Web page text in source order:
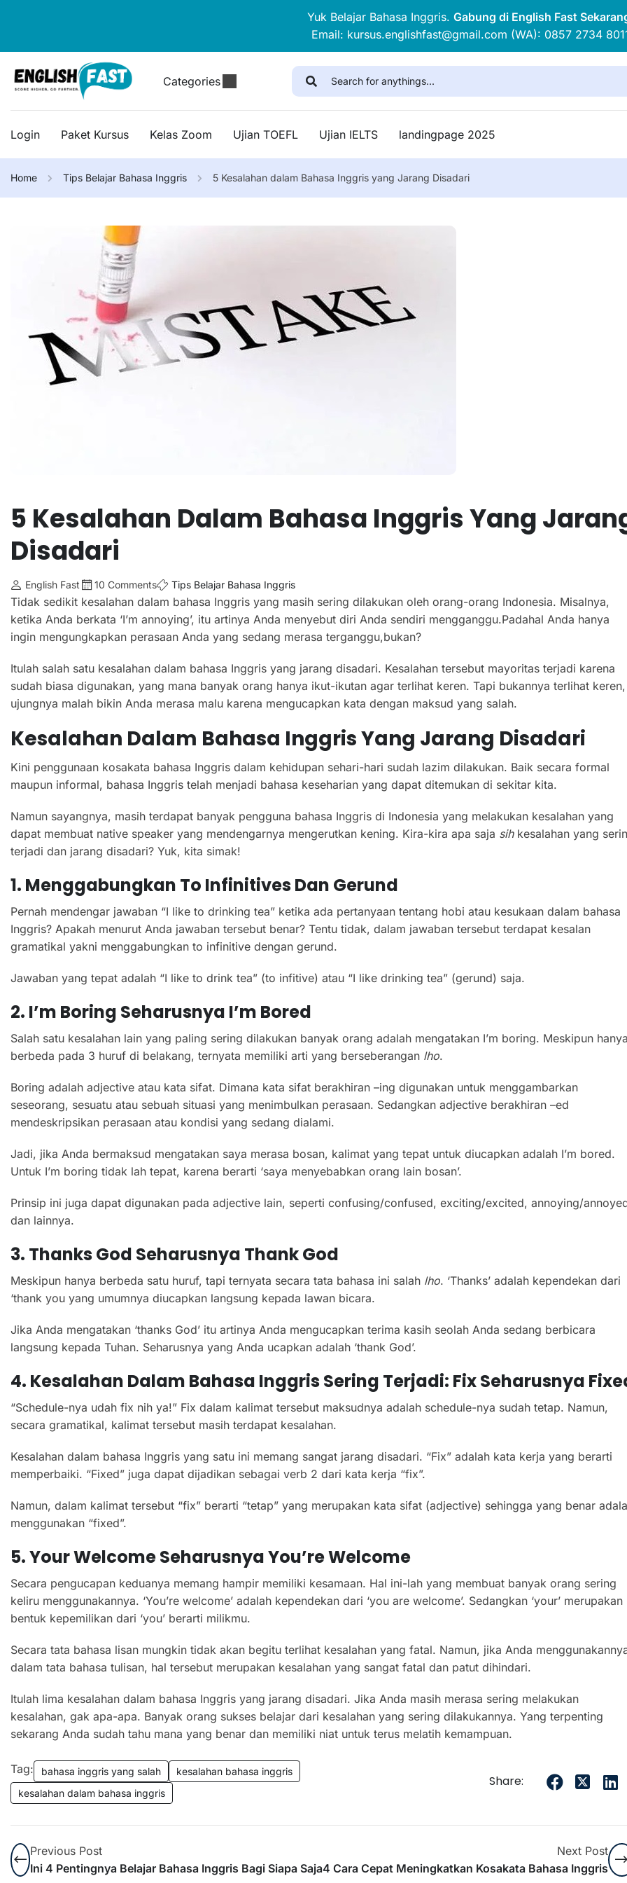
Yuk Belajar Bahasa Inggris. Gabung di English Fast
Email: kursus.englishfast@gmail.com (WA): 0857 2734
Categories
Login Paket Kursus Kelas Zoom Ujian TOEFL Ujian IELTS landingpage 2025
Home Tips Belajar Bahasa Inggris 5 Kesalahan dalam Bahasa Inggris yang Jarang Disadari
5 Kesalahan Dalam Bahasa Inggris Yang
Disadari
English Fast 10 Comments Tips Belajar Bahasa Inggris
Tidak sedikit kesalahan dalam bahasa Inggris yang masih sering dilakukan oleh orang-orang Indonesia. Misalnya,
ketika Anda berkata ‘I’m annoying’, itu artinya Anda menyebut diri Anda sendiri mengganggu.Padahal Anda hanya
ingin mengungkapkan perasaan Anda yang sedang merasa terganggu,bukan?
Itulah salah satu kesalahan dalam bahasa Inggris yang jarang disadari. Kesalahan tersebut mayoritas terjadi karena
sudah biasa digunakan, yang mana banyak orang hanya ikut-ikutan agar terlihat keren. Tapi bukannya terlihat keren,
ujungnya malah bikin Anda merasa malu karena mengucapkan kata dengan maksud yang salah.
Kesalahan Dalam Bahasa InggrisYang Jarang Disadari
Kini penggunaan kosakata bahasa Inggris dalam kehidupan sehari-hari sudah lazim dilakukan. Baik secara formal
maupun informal, bahasa Inggris telah menjadi bahasa keseharian yang dapat ditemukan di sekitar kita.
Namun sayangnya, masih terdapat banyak pengguna bahasa Inggris di Indonesia yang melakukan kesalahan yang
dapat membuat native speaker yang mendengarnya mengerutkan kening. Kira-kira apa saja sihkesalahan yang
terjadi dan jarang disadari? Yuk, kita simak!
1. Menggabungkan TO Infinitives Dan Gerund
Pernah mendengar jawaban “I like to drinking tea” ketika ada pertanyaan tentang hobi atau kesukaan dalam bahasa
Inggris? Apakah menurut Anda jawaban tersebut benar? Tentu tidak, dalam jawaban tersebut terdapat kesalan
gramatikal yakni menggabungkan to infinitive dengan gerund.
Jawaban yang tepat adalah “I like to drink tea” (to infitive) atau “I like drinking tea” (gerund) saja.
2. I’m Boring Seharusnya I’m Bored
Salah satu kesalahan lain yang paling sering dilakukan banyak orang adalah mengatakan I’m boring. Meskipun
berbeda pada 3 huruf di belakang, ternyata memiliki arti yang berseberangan lho.
Boring adalah adjective atau kata sifat. Dimana kata sifat berakhiran –ing digunakan untuk menggambarkan
seseorang, sesuatu atau sebuah situasi yang menimbulkan perasaan. Sedangkan adjective berakhiran –ed
mendeskripsikan perasaan atau kondisi yang sedang dialami.
Jadi, jika Anda bermaksud mengatakan saya merasa bosan, kalimat yang tepat untuk diucapkan adalah I’m bored.
Untuk I’m boring tidak lah tepat, karena berarti ‘saya menyebabkan orang lain bosan’.
Prinsip ini juga dapat digunakan pada adjective lain, seperti confusing/confused, exciting/excited, annoying/
dan lainnya.
3. Thanks God Seharusnya Thank God
Meskipun hanya berbeda satu huruf, tapi ternyata secara tata bahasa ini salah lho. ‘Thanks’ adalah kependekan dari
‘thank you yang umumnya diucapkan langsung kepada lawan bicara.
Jika Anda mengatakan ‘thanks God’ itu artinya Anda mengucapkan terima kasih seolah Anda sedang berbicara
langsung kepada Tuhan. Seharusnya yang Anda ucapkan adalah ‘thank God’.
4. Kesalahan Dalam Bahasa Inggris Sering Terjadi: FixSEharusnya
“Schedule-nya udah fix nih ya!” Fix dalam kalimat tersebut maksudnya adalah schedule-nya sudah tetap. Namun,
secara gramatikal, kalimat tersebut masih terdapat kesalahan.
Kesalahan dalam bahasa Inggris yang satu ini memang sangat jarang disadari. “Fix” adalah kata kerja yang berarti
memperbaiki. “Fixed” juga dapat dijadikan sebagai verb 2 dari kata kerja “fix”.
Namun, dalam kalimat tersebut “fix” berarti “tetap” yang merupakan kata sifat (adjective) sehingga yang benar
menggunakan “fixed”.
5. Your Welcome Seharusnya You’re Welcome
Secara pengucapan keduanya memang hampir memiliki kesamaan. Hal ini-lah yang membuat banyak orang sering
keliru menggunakannya. ‘You’re welcome’ adalah kependekan dari ‘you are welcome’. Sedangkan ‘your’ merupakan
bentuk kepemilikan dari ‘you’ berarti milikmu.
Secara tata bahasa lisan mungkin tidak akan begitu terlihat kesalahan yang fatal. Namun, jika Anda
dalam tata bahasa tulisan, hal tersebut merupakan kesalahan yang sangat fatal dan patut dihindari.
Itulah lima kesalahan dalam bahasa Inggris yang jarang disadari. Jika Anda masih merasa sering melakukan
kesalahan, gak apa-apa. Banyak orang sukses belajar dari kesalahan yang sering dilakukannya. Yang terpenting
sekarang Anda sudah tahu mana yang benar dan memiliki niat untuk terus melatih kemampuan.
Tag: bahasa inggris yang salah
kesalahan bahasa inggris
kesalahan dalam bahasa inggris
Share:
Previous Post
Ini 4 Pentingnya Belajar Bahasa Inggris Bagi Siapa Saja
Next Post
4 Cara Cepat Meningkatkan Kosakata Bahasa Inggris